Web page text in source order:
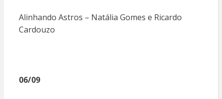
Alinhando Astros – Natália Gomes e Ricardo
Cardouzo
06/09